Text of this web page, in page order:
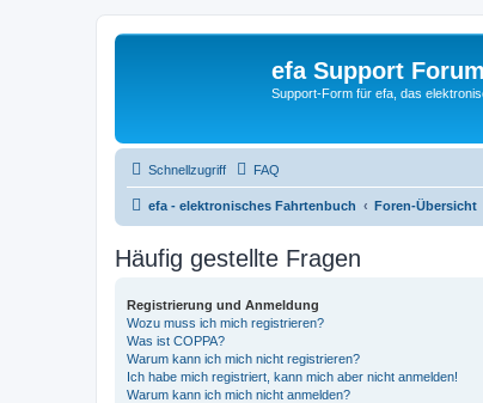
efa Support Forum
Support-Form für efa, das
Schnellzugriff FAQ
efa - elektronisches Fahrtenbuch Foren-Übersicht
Häufig gestellte Fragen
Registrierung und Anmeldung
Wozu muss ich mich registrieren?
Was ist COPPA?
Warum kann ich mich nicht registrieren?
Ich habe mich registriert, kann mich aber nicht anmelden!
Warum kann ich mich nicht anmelden?